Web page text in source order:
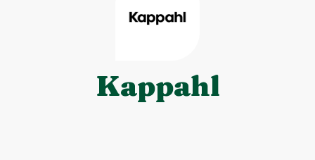
Kappahl